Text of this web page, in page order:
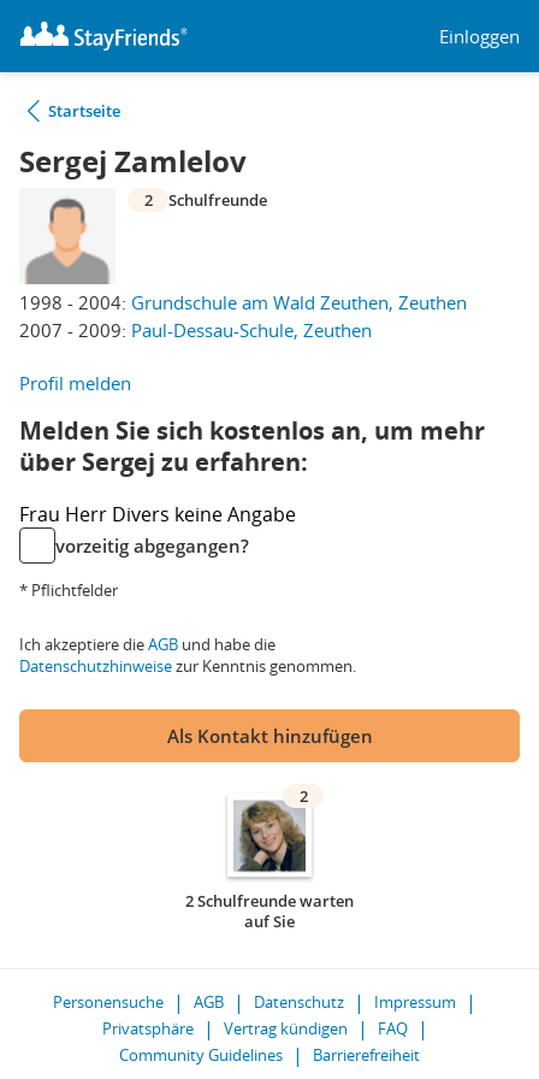
Einloggen
Startseite
Sergej Zamlelov
1998 - 2004: Grundschule am Wald Zeuthen, Zeuthen
2007 - 2009: Paul-Dessau-Schule, Zeuthen
2 Schulfreunde
Profil melden
Melden Sie sich kostenlos an, um mehr
über Sergej zu erfahren:
Frau Herr Divers keine Angabe
vorzeitig abgegangen?
* Pflichtfelder
Ich akzeptiere dieAGB und habe die
Datenschutzhinweisezur Kenntnis genommen.
Als Kontakt hinzufügen
2
2 Schulfreunde warten
auf Sie
Personensuche AGB Datenschutz
Impressum
Privatsphäre
Vertrag kündigen
FAQ
Community Guidelines
Barrierefreiheit